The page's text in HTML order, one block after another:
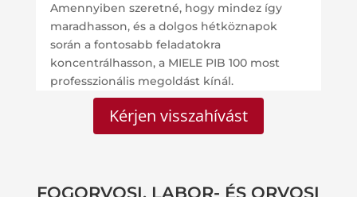
Amennyiben szeretné, hogy mindez így
maradhasson, és a dolgos hétköznapok
során a fontosabb feladatokra
koncentrálhasson, a MIELE PIB 100 most
professzionális megoldást kínál.
Kérjen visszahívást
FOGORVOSI, LABOR- ÉS ORVOSI